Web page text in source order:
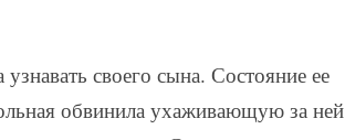
своего сына. Состояние ее
обвинила ухаживающую за ней